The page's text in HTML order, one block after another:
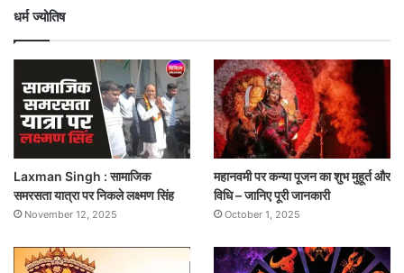
धर्म ज्योतिष
Laxman Singh : सामाजिक
समरसता यात्रा पर निकले लक्ष्मण सिंह
November 12, 2025
महानवमी पर कन्या पूजन का शुभ मुहूर्त और
विधि – जानिए पूरी जानकारी
October 1, 2025